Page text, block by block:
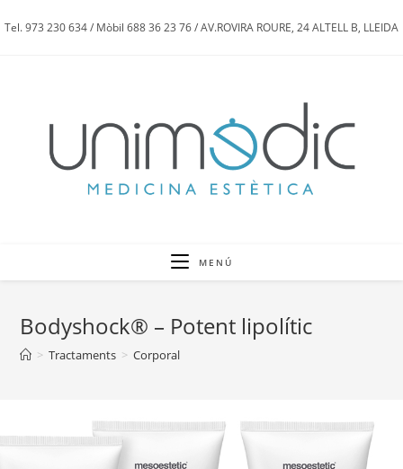
Tel. 973 230 634 / Mòbil 688 36 23 76 / AV.ROVIRA ROURE, 24 ALTELL B, LLEIDA
MENÚ
Bodyshock® – Potent lipolític
> Tractaments > Corporal